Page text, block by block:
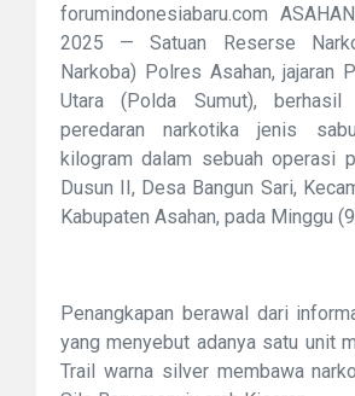
forumindonesiabaru.com
2025 — Satuan Reserse
Narkoba) Polres Asahan, jajaran
Utara (Polda Sumut), berhasil
peredaran narkotika jenis
kilogram dalam sebuah operasi
Dusun II, Desa Bangun Sari,
Kabupaten Asahan, pada Minggu
Penangkapan berawal dari
yang menyebut adanya satu unit
Trail warna silver membawa